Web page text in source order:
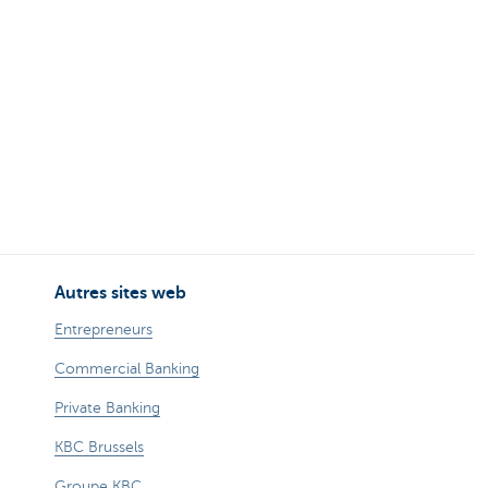
Autres sites web
Entrepreneurs
Commercial Banking
Private Banking
KBC Brussels